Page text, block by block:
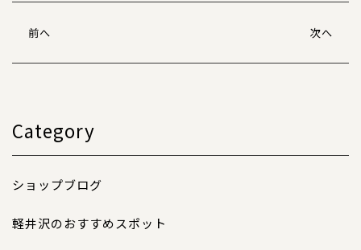
CORDINATE コーディネート
コーディネート一覧
前へ 次へ
Category
ショップブログ
軽井沢のおすすめスポット